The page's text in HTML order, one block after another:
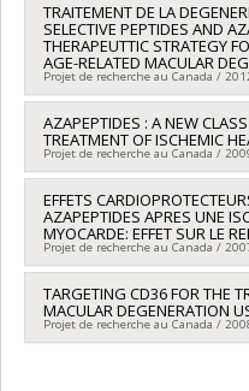
Chercheur principal : Huy
Co-chercheurs :Sylvie
Sources de financement :
du Québec
Programmes de subvention
TRAITEMENT DE LA
SELECTIVE PEPTIDES AND
THERAPEUTTIC STRATEGY
AGE-RELATED MACULAR
Projet de recherche au Canada /
Chercheur principal :Huy
Co-chercheurs :Sylvain
Sources de financement :
valorisation et transfert
techno innovantes
AZAPEPTIDES : A NEW
TREATMENT OF ISCHEMIC
Projet de recherche au Canada /
Chercheur principal :Huy
EFFETS
AZAPEPTIDES APRES UNE
MYOCARDE: EFFET SUR LE
Projet de recherche au Canada /
Chercheur principal :Sylvie
Co-chercheurs :Huy Ong,
Sources de financement :
TARGETING CD36 FOR THE
MACULAR DEGENERATION
Projet de recherche au Canada /